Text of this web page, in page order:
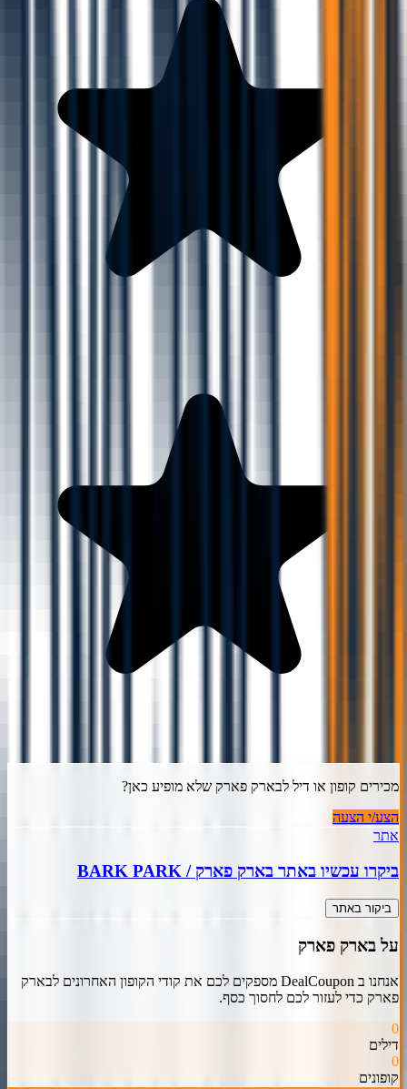
מכירים קופון או דיל לבארק פארק שלא מופיע כאן?
הצע/י הצעה
אתר
ביקרו עכשיו באתר בארק פארק /
BARK PARK
ביקור באתר
על בארק פארק
אנחנו ב DealCoupon מספקים לכם את קודי הקופון האחרונים ל
בארק
פארק כדי לעזור לכם לחסוך כסף.
0
דילים
0
קופונים